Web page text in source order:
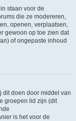
staan voor de
die ze modereren,
openen, verplaatsen,
gewoon op toe zien dat
of ongepaste inhoud
dit doen door middel van
groepen lid zijn (dit
is het voor de